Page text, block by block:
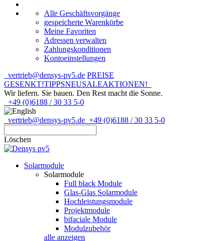
Alle Geschäftsvorgänge
gespeicherte Warenkörbe
Meine Favoriten
Adressen verwalten
Zahlungskonditionen
Kontoeinstellungen
vertrieb@densys-pv5.de PREISE
GESENKT!TIPPSNEUSALEAKTIONEN!
Wir liefern. Sie bauen. Den Rest macht die Sonne.
+49 (0)6188 / 30 33 5-0
vertrieb@densys-pv5.de +49 (0)6188 / 30 33 5-0
Löschen
Solarmodule
Solarmodule
Full black Module
Glas-Glas Solarmodule
Hochleistungsmodule
Projektmodule
bifaciale Module
Modulzubehör
alle anzeigen